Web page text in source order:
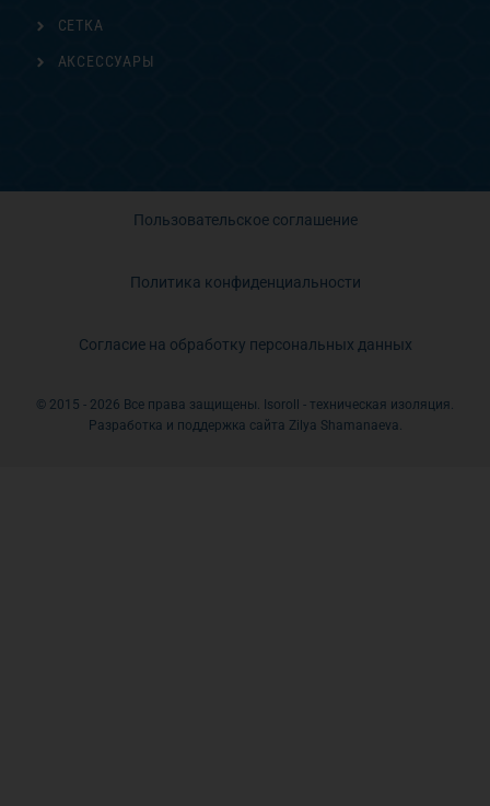
СЕТКА
АКСЕССУАРЫ
Пользовательское соглашение
Политика конфиденциальности
Согласие на обработку персональных данных
© 2015 - 2026 Все права защищены. Isoroll - техническая изоляция.
Разработка и поддержка сайта Zilya Shamanaeva.